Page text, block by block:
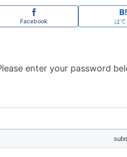
Facebook は
enter your password